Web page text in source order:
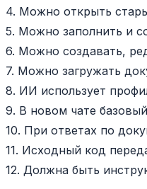
4. Можно открыть
5. Можно заполнить и
6. Можно создавать,
7. Можно загружать
8. ИИ использует
9. В новом чате
10. При ответах по
11. Исходный код
12. Должна быть